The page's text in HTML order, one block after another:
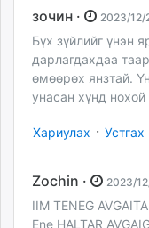
зочин · 2023/12/
Бүх зүйлийг үнэн
дарлагдахдаа
өмөөрөх янзтай.
унасан хүнд нохой
Хариулах · Устгах
Zochin · 2023/
IIM TENEG
Ene HALTAR